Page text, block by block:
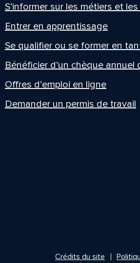
S’informer sur les métiers et
Entrer en apprentissage
Se qualifier ou se former en
Bénéficier d’un chèque annuel
Offres d’emploi en ligne
Demander un permis de travail
Crédits du site